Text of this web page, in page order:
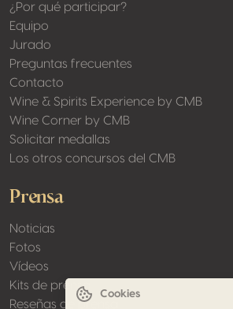
¿Por qué participar?
Equipo
Jurado
Preguntas frecuentes
Contacto
Wine & Spirits Experience by CMB
Wine Corner by CMB
Solicitar medallas
Los otros concursos del CMB
Prensa
Noticias
Fotos
Vídeos
Kits de prensa
Reseñas de prensa
Cookies